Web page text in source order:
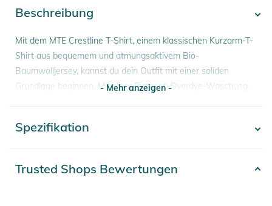
Beschreibung
Mit dem MTE Crestline T-Shirt, einem klassischen Kurzarm-T-
Shirt aus bequemem und atmungsaktivem Bio-
Baumwolljersey, kannst du dein Outfit mit einer soliden
Grundlage beginnen. Mit einer Pigment-Overdye-Waschung,
unterstreichen.
- Kurzarm-T-Shirt aus Jersey
- Mehr anzeigen -
Spezifikation
Trusted Shops Bewertungen